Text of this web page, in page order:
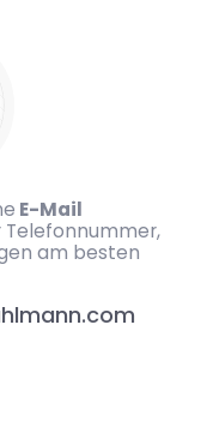
E-Mail
Telefonnummer,
am besten